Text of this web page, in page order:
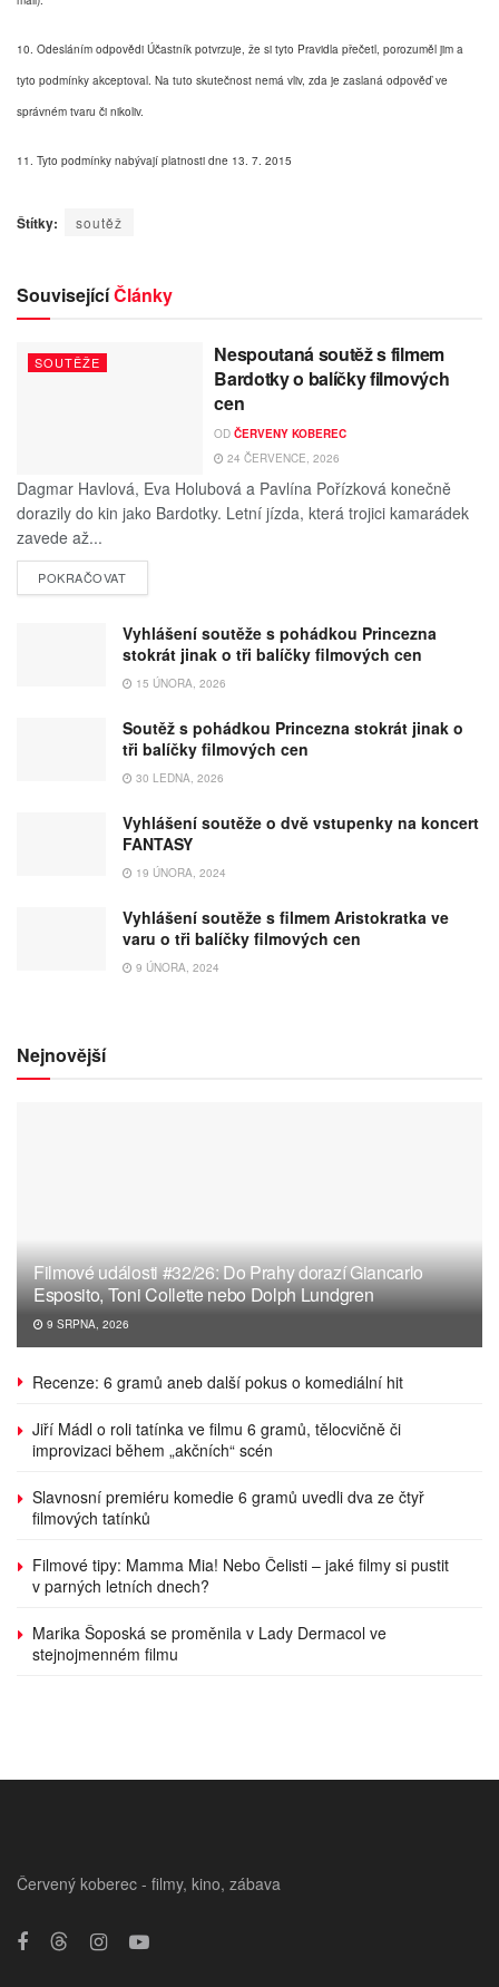
10. Odesláním odpovědi Účastník potvrzuje, že si tyto Pravidla přečetl, porozuměl jim a
tyto podmínky akceptoval. Na tuto skutečnost nemá vliv, zda je zaslaná odpověď ve
správném tvaru či nikoliv.
11. Tyto podmínky nabývají platnosti dne 13. 7. 2015
Štítky: soutěž
SouvisejícíČlánky
SOUTĚŽE
Nespoutaná soutěž s filmem
Bardotky o balíčky filmových
cen
OD ČERVENY KOBEREC
24 ČERVENCE, 2026
Dagmar Havlová, Eva Holubová a Pavlína Pořízková konečně
dorazily do kin jako Bardotky. Letní jízda, která trojici kamarádek
zavede až...
POKRAČOVAT
Vyhlášení soutěže s pohádkou Princezna
stokrát jinak o tři balíčky filmových cen
15 ÚNORA, 2026
Soutěž s pohádkou Princezna stokrát jinak o
tři balíčky filmových cen
30 LEDNA, 2026
Vyhlášení soutěže o dvě vstupenky na koncert
FANTASY
19 ÚNORA, 2024
Vyhlášení soutěže s filmem Aristokratka ve
varu o tři balíčky filmových cen
9 ÚNORA, 2024
Nejnovější
Filmové události #32/26: Do Prahy dorazí Giancarlo
Esposito, Toni Collette nebo Dolph Lundgren
9 SRPNA, 2026
Recenze: 6 gramů aneb další pokus o komediální hit
Jiří Mádl o roli tatínka ve filmu 6 gramů, tělocvičně či
improvizaci během „akčních“ scén
Slavnosní premiéru komedie 6 gramů uvedli dva ze čtyř
filmových tatínků
Filmové tipy: Mamma Mia! Nebo Čelisti – jaké filmy si pustit
v parných letních dnech?
Marika Šoposká se proměnila v Lady Dermacol ve
stejnojmenném filmu
Červený koberec - filmy, kino, zábava